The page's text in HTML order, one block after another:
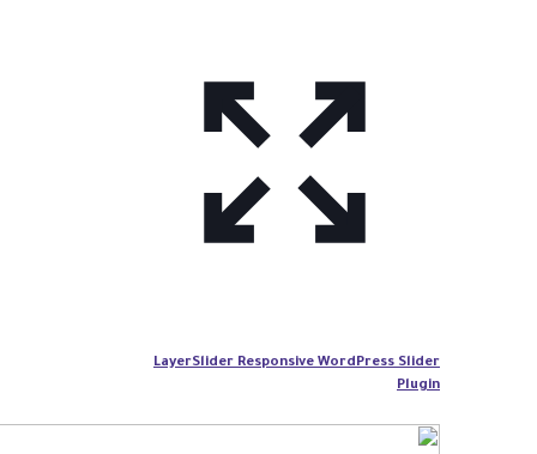
LayerSlider Responsive WordPress Slider
Plugin